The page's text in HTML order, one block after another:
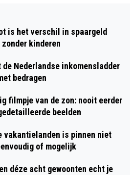
is het verschil in spaargeld
zonder kinderen
de Nederlandse inkomensladder
bedragen
filmpje van de zon: nooit eerder
beelden
vakantielanden is pinnen niet
of mogelijk
déze acht gewoonten echt je